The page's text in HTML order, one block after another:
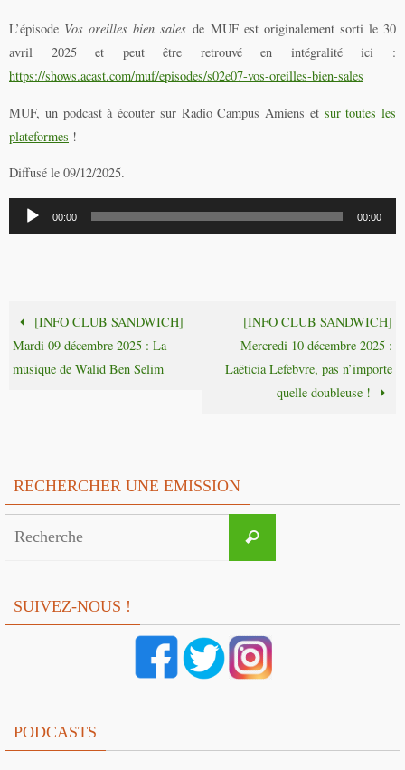
L’épisode Vos oreilles bien sales de MUF est originalement sorti le 30
avril 2025 et peut être retrouvé en intégralité ici :
https://shows.acast.com/muf/episodes/s02e07-vos-oreilles-bien-sales
MUF, un podcast à écouter sur Radio Campus Amiens et sur toutes les
plateformes !
Diffusé le 09/12/2025.
Lecteur
audio
00:00 00:00
[INFO CLUB SANDWICH]
Mardi 09 décembre 2025 : La
musique de Walid Ben Selim
[INFO CLUB SANDWICH]
Mercredi 10 décembre 2025 :
Laëticia Lefebvre, pas n’importe
quelle doubleuse !
RECHERCHER UNE EMISSION
Recherche
SUIVEZ-NOUS !
PODCASTS